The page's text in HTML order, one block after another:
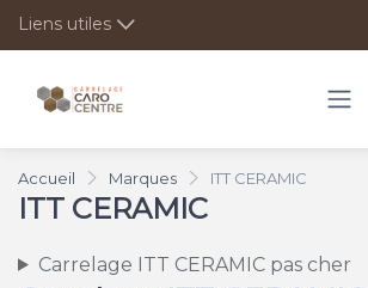
Liens utiles
Accueil Marques ITT CERAMIC
ITT CERAMIC
Carrelage ITT CERAMIC pas cher